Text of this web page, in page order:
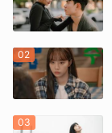
02
03